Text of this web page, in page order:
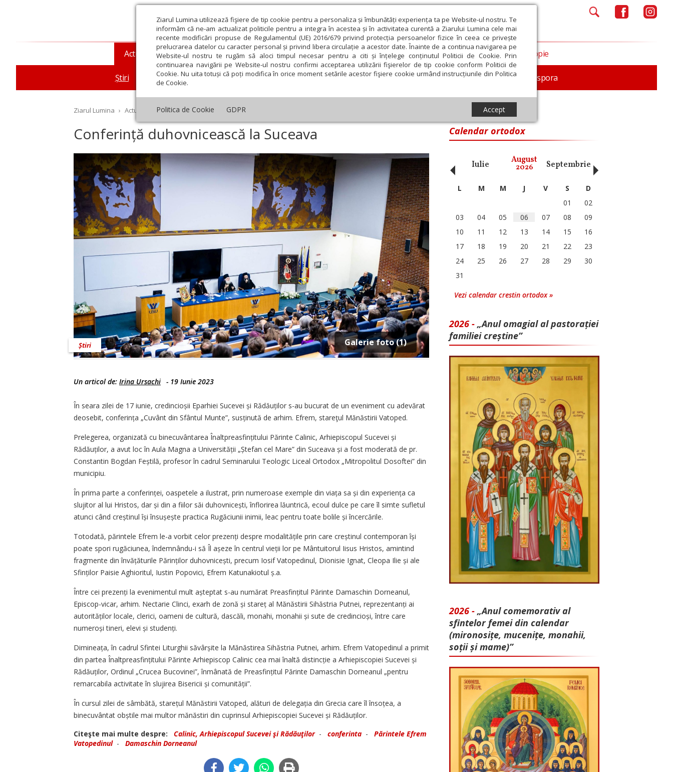
Ziarul Lumina utilizează fişiere de tip cookie pentru a personaliza și îmbunătăți experiența ta pe Website-ul nostru. Te
informăm că ne-am actualizat politicile pentru a integra în acestea și în activitatea curentă a Ziarului Lumina cele mai
recente modificări propuse de Regulamentul (UE) 2016/679 privind protecția persoanelor fizice în ceea ce privește
prelucrarea datelor cu caracter personal și privind libera circulație a acestor date. Înainte de a continua navigarea pe
Website-ul nostru te rugăm să aloci timpul necesar pentru a citi și înțelege conținutul Politicii de Cookie. Prin
continuarea navigării pe Website-ul nostru confirmi acceptarea utilizării fişierelor de tip cookie conform Politicii de
Cookie. Nu uita totuși că poți modifica în orice moment setările acestor fişiere cookie urmând instrucțiunile din Politica
de Cookie.
Politica de Cookie GDPR Accept
Actualitate religioasă
Știri Mesaje și cuvântări An omagial Comunicate de presă Documentar In memoriam Diaspora
Teologie și spiritualitate Educaţie și Cultură Societate Opinii Filantropie
Ziarul Lumina › Actualitate religioasă › Știri › Conferință duhovnicească la Suceava
Conferință duhovnicească la Suceava
Galerie foto (1)
Știri
Un articol de: Irina Ursachi - 19 Iunie 2023
În seara zilei de 17 iunie, credincioșii Eparhiei Sucevei și Rădăuților s-au bucurat de un eveniment cu adevărat
deosebit, conferința „Cuvânt din Sfântul Munte”, susținută de arhim. Efrem, stareţul Mănăstirii Vatoped.
Prelegerea, organizată cu binecuvântarea Înaltpreasfințitului Părinte Calinic, Arhiepiscopul Sucevei și
Rădăuților, a avut loc în Aula Magna a Universității „Ștefan cel Mare” din Suceava și a fost moderată de pr.
Constantin Bogdan Feștilă, profesor în cadrul Seminarului Teologic Liceal Ortodox „Mitropolitul Dosoftei” din
municipiu.
În prima parte a conferinței, oaspetele a ilustrat, prin numeroase exemple din viața sa și din experiența ca
slujitor al lui Hristos, dar și din a fiilor săi duhovnicești, înflorirea lăuntrică, ecoul dulce pe care îl simte sufletul
atunci când creștinul își însușește practica Rugăciunii inimii, leac pentru toate bolile și încercările.
Totodată, părintele Efrem le-a vorbit celor prezenți despre modalitățile prin care creștinul contemporan își
poate spori rugăciunea, îndemnându-i să Îl așeze în centrul vieții lor pe Mântuitorul Iisus Hristos, amintind
fragmente din învățăturile Părinților duhovnicești, precum Iosif Vatopedinul, Dionisie Ignat, Cleopa Ilie și ale
Sfinților Paisie Aghioritul, Iustin Popovici, Efrem Katunakiotul ș.a.
Între cei prezenți la evenimentul mult așteptat s-au numărat Preasfințitul Părinte Damaschin Dorneanul,
Episcop-vicar, arhim. Nectarie Clinci, exarh de zonă și stareț al Mănăstirii Sihăstria Putnei, reprezentanți ai
autorităților locale, clerici, oameni de cultură, dascăli, monahi, monahii și sute de credincioși, între care
numeroși tineri, elevi și studenți.
Dimineața, în cadrul Sfintei Liturghii săvâr­șite la Mănăstirea Sihăstria Putnei, arhim. Efrem Vatopedinul a primit
din partea Înalt­preasfințitului Părinte Arhiepiscop Calinic cea mai înaltă distincție a Arhiepiscopiei Sucevei și
Rădăuților, Ordinul „Crucea Bucovinei”, înmânată de Preasfințitul Părinte Damaschin Dorneanul „pentru
remarcabila activitate în slujirea Bisericii și comunității”.
În cursul zilei de sâmbătă, starețul Mănăstirii Vatoped, alături de delegația din Grecia care îl însoțea, a
binecuvântat obștile mai multor mănăstiri din cuprinsul Arhiepiscopiei Sucevei și Rădăuților.
Citeşte mai multe despre:
Calinic, Arhiepiscopul Sucevei şi Rădăuţilor- conferinta - Părintele Efrem
Vatopedinul- Damaschin Dorneanul
Calendar ortodox
Octombrie Noiembrie Decembrie Ianuarie Februarie Aprilie Mai Iunie Iulie August
2026 Septembrie Octombrie
‹ L M M J V S
D
01
02
03
04 05 06 07 08
09
10
11 12 13 14 15
16
17
18 19 20 21 22
23
24
25 26 27 28 29
30
31
Vezi calendar crestin ortodox »
2026 - „Anul omagial al pastorației
familiei creștine”
2026 - „Anul comemorativ al
sfintelor femei din calendar
(mironosițe, mu­cenițe, monahii,
soții și mame)”